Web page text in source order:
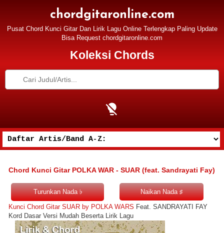
chordgitaronline.com
Pusat Chord Kunci Gitar Dan Lirik Lagu Online Terlengkap Paling Update
Bisa Request chordgitaronline.com
Koleksi Chords
Chord Kunci Gitar POLKA WAR - SUAR (feat. Sandrayati Fay)
Kunci Chord Gitar SUAR by POLKA WARS Feat. SANDRAYATI FAY
Kord Dasar Versi Mudah Beserta Lirik Lagu